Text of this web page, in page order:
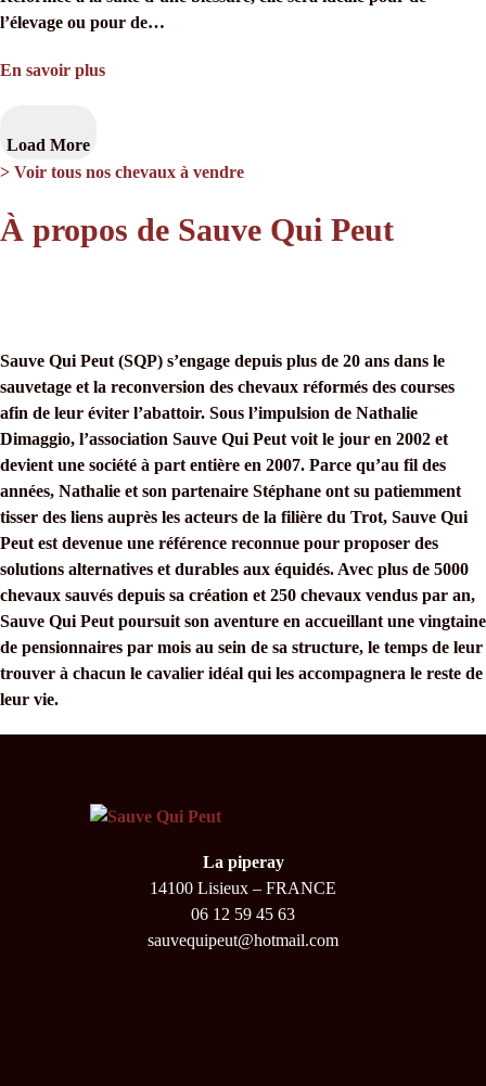
l’élevage ou pour de…
En savoir plus
Load More
> Voir tous nos chevaux à vendre
À propos de Sauve Qui Peut
Sauve Qui Peut (SQP) s’engage depuis plus de 20 ans dans le
sauvetage et la reconversion des chevaux réformés des courses
afin de leur éviter l’abattoir. Sous l’impulsion de Nathalie
Dimaggio, l’association Sauve Qui Peut voit le jour en 2002 et
devient une société à part entière en 2007. Parce qu’au fil des
années, Nathalie et son partenaire Stéphane ont su patiemment
tisser des liens auprès les acteurs de la filière du Trot, Sauve Qui
Peut est devenue une référence reconnue pour proposer des
solutions alternatives et durables aux équidés. Avec plus de 5000
chevaux sauvés depuis sa création et 250 chevaux vendus par an,
Sauve Qui Peut poursuit son aventure en accueillant une vingtaine
de pensionnaires par mois au sein de sa structure, le temps de leur
trouver à chacun le cavalier idéal qui les accompagnera le reste de
leur vie.
La piperay
14100 Lisieux – FRANCE
06 12 59 45 63
sauvequipeut@hotmail.com